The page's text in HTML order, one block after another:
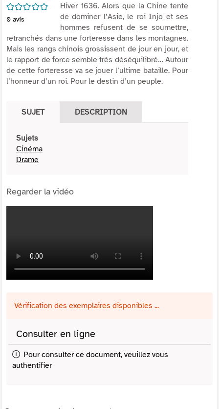
/5
0 avis
Hiver 1636. Alors que la Chine tente
de dominer l’Asie, le roi Injo et ses
hommes refusent de se soumettre,
retranchés dans une forteresse dans les montagnes.
Mais les rangs chinois grossissent de jour en jour, et
le rapport de force semble très déséquilibré… Autour
de cette forteresse va se jouer l’ultime bataille. Pour
l’honneur d’un roi. Pour le destin d’un peuple.
SUJET DESCRIPTION
Sujets
Cinéma
Drame
Regarder la vidéo
Vérification des exemplaires disponibles ...
Consulter en ligne
Pour consulter ce document, veuillez vous
authentifier